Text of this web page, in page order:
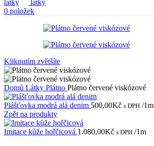
0 položek
Kliknutím zvětšíte
Domů Látky Plátno Plátno červené viskózové
Plášťovka modrá alá denim 500,00Kč s DPH /1m
Zpět na produkty
Imitace kůže hořčicová 1.080,00Kč s DPH /1m